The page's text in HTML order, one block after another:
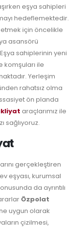
eşya sahipleri
hedeflemektedir.
için öncelikle
asansörü
sahiplerinin yeni
ile
Yerleşim
rahatsız olma
ön planda
araçlarımız ile
sağlıyoruz.
gerçekleştiren
eşyası, kurumsal
da ayrıntılı
Özpolat
uygun olarak
çizilmesi,